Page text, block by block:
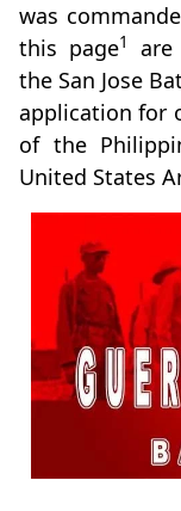
was
this page1
the San Jose
application for
of the
United States